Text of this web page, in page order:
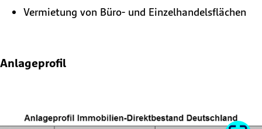
Vermietung von Büro- und Einzelhandelsflächen
Anlageprofil